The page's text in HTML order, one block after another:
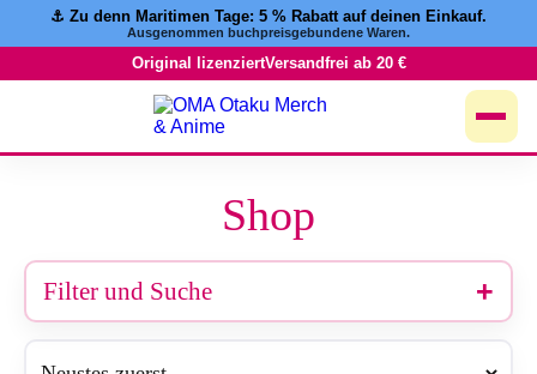
⚓️ Zu denn Maritimen Tage: 5 % Rabattauf deinen Einkauf.
Ausgenommen buchpreisgebundene Waren.
Original lizenziertVersandfrei ab 20 €
Shop
Filter und Suche